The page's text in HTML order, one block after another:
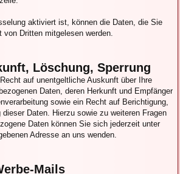
aktiviert ist, können die Daten, die Sie
Dritten mitgelesen werden.
Löschung, Sperrung
auf unentgeltliche Auskunft über Ihre
Daten, deren Herkunft und Empfänger
sowie ein Recht auf Berichtigung,
dieser Daten. Hierzu sowie zu weiteren Fragen
Daten können Sie sich jederzeit unter
Adresse an uns wenden.
Mails